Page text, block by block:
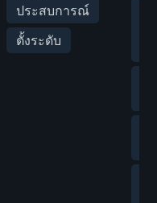
ประสบการณ์
ตั้งระดับ